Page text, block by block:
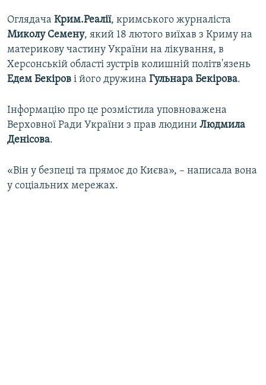
Оглядача Крим.Реалії, кримського журналіста
Миколу Семену, який 18 лютого виїхав з Криму на
материкову частину України на лікування, в
Херсонській області зустрів колишній політв'язень
Едем Бекіров і його дружина Гульнара Бекірова.
Інформацію про це розмістила уповноважена
Верховної Ради України з прав людини Людмила
Денісова.
«Він у безпеці та прямоє до Києва», – написала вона
у соціальних мережах.